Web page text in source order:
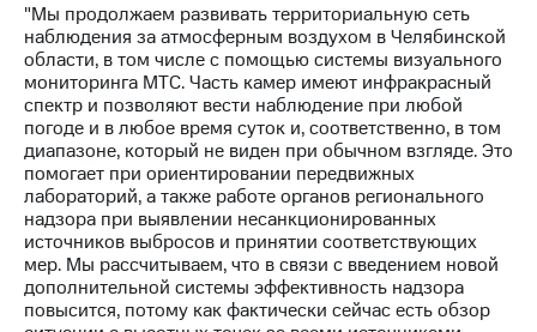
аудит
Рынок
акций
Описание
Программа
приобретения
Порядок
выкупа
акций
Дивиденды
Рынок
облигаций
"Мы продолжаем развивать территориальную сеть
наблюдения за атмосферным воздухом в Челябинской
области, в том числе с помощью системы визуального
мониторинга МТС. Часть камер имеют инфракрасный
спектр и позволяют вести наблюдение при любой
погоде и в любое время суток и, соответственно, в том
диапазоне, который не виден при обычном взгляде. Это
помогает при ориентировании передвижных
лабораторий, а также работе органов регионального
надзора при выявлении несанкционированных
источников выбросов и принятии соответствующих
мер. Мы рассчитываем, что в связи с введением новой
дополнительной системы эффективность надзора
повысится, потому как фактически сейчас есть обзор